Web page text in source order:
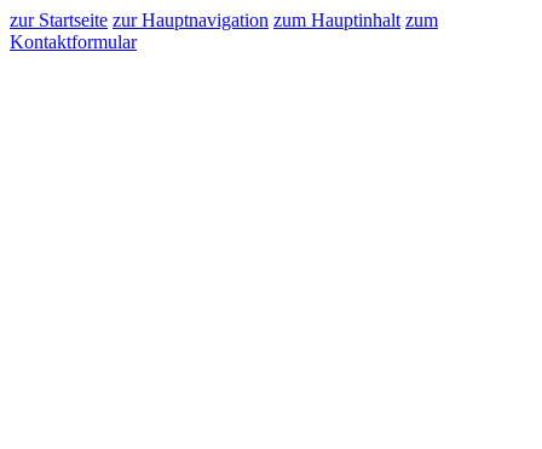
zur Startseite zur Hauptnavigation zum Hauptinhalt zum
Kontaktformular